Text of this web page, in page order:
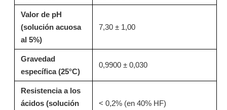
N20: Surfactante decapante y etoxilato de alcohol isomérico para desengrasante de cocina
Valor de pH
(solución acuosa
al 5%)
7,30 ± 1,00
Gravedad
específica (25°C)
0,9900 ± 0,030
Resistencia a los
ácidos (solución
< 0,2% (en 40% HF)